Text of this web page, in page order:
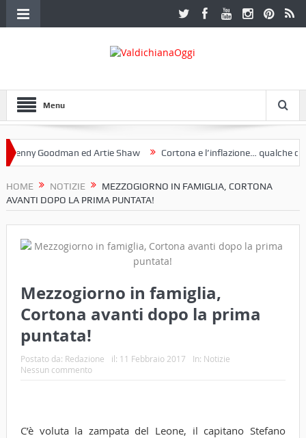
Menu
Goodman ed Artie Shaw Cortona e l’inflazione… qualche
HOME NOTIZIE
MEZZOGIORNO IN FAMIGLIA, CORTONA
AVANTI DOPO LA PRIMA PUNTATA!
Mezzogiorno in famiglia,
Cortona avanti dopo la prima
puntata!
Postato da: Redazione il: 11 Febbraio 2017 In: Notizie
Nessun commento
C’è voluta la zampata del Leone, il capitano Stefano